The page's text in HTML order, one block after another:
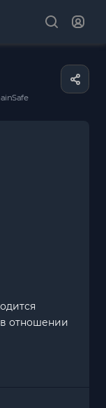
отношении